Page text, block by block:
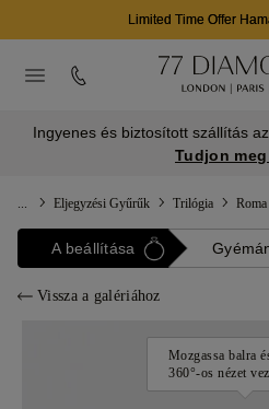
Limited Time Offer
Ingyenes és biztosított szállítás
Tudjon
Eljegyzési Gyűrűk Trilógia Roma
A beállítása
Vissza a galériához
Mozgassa balra
360°-os nézet